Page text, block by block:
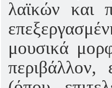
λαϊκών και
μουσικά
περιβάλλον,